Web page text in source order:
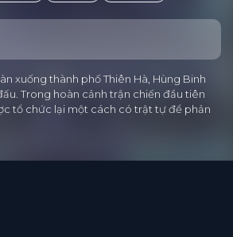
xuống thành phố Thiên Hà, Hùng Binh
Trong hoàn cảnh trận chiến đầu tiên
tổ chức lại một cách có trật tự để phản